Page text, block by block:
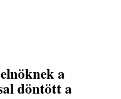
a
döntött a